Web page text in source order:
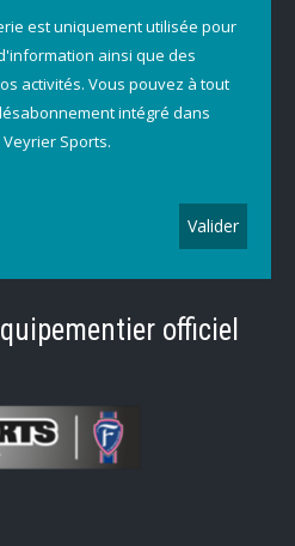
est uniquement utilisée pour
ainsi que des
activités. Vous pouvez à tout
intégré dans
Veyrier Sports.
officiel